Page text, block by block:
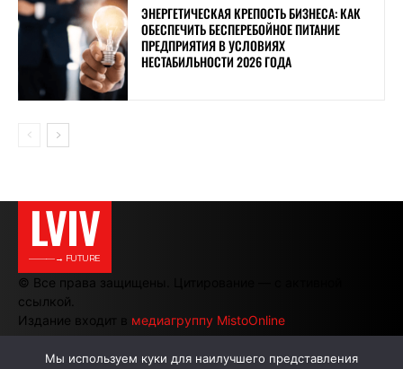
ЭНЕРГЕТИЧЕСКАЯ КРЕПОСТЬ БИЗНЕСА: КАК
ОБЕСПЕЧИТЬ БЕСПЕРЕБОЙНОЕ ПИТАНИЕ
ПРЕДПРИЯТИЯ В УСЛОВИЯХ
НЕСТАБИЛЬНОСТИ 2026 ГОДА
LVIV
———→ FUTURE
© Все права защищены. Цитирование — с активной
ссылкой.
Издание входит в медиагруппу MistoOnline
Мы используем куки для наилучшего представления